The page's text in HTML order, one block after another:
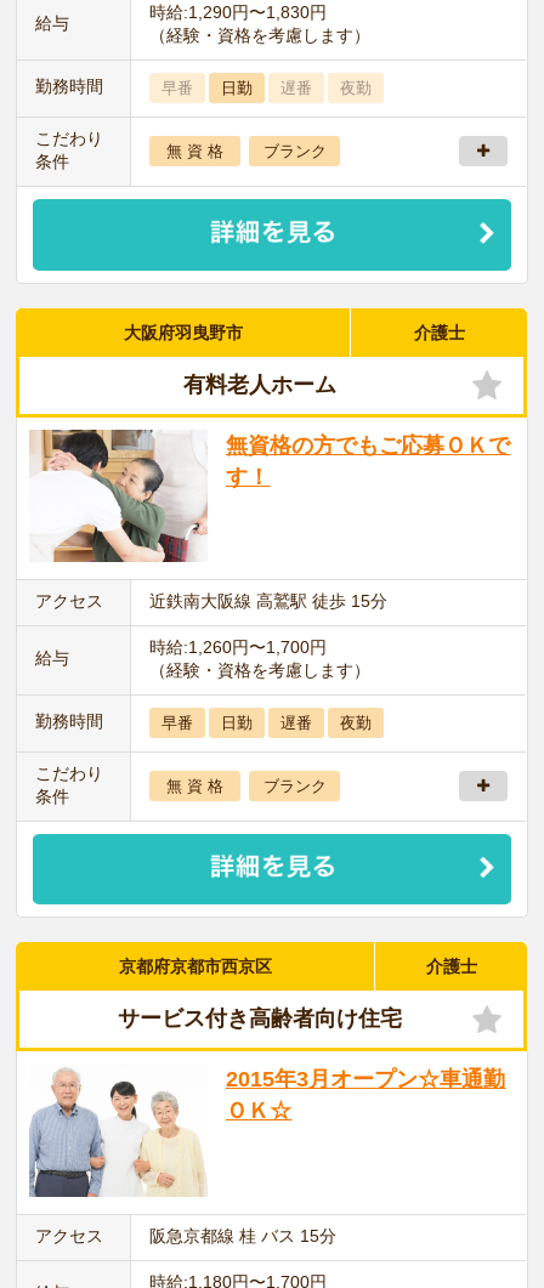
給与
時給:1,290円〜1,830円
（経験・資格を考慮します）
勤務時間 早番 日勤 遅番 夜勤
こだわり
条件
無 資 格 ブランク
大阪府羽曳野市 介護士
有料老人ホーム
無資格の方でもご応募ＯＫで
す！
アクセス 近鉄南大阪線 高鷲駅 徒歩 15分
給与
時給:1,260円〜1,700円
（経験・資格を考慮します）
勤務時間 早番 日勤 遅番 夜勤
こだわり
条件
無 資 格 ブランク
京都府京都市西京区 介護士
サービス付き高齢者向け住宅
2015年3月オープン☆車通勤
ＯＫ☆
アクセス 阪急京都線 桂 バス 15分
時給:1,180円〜1,700円